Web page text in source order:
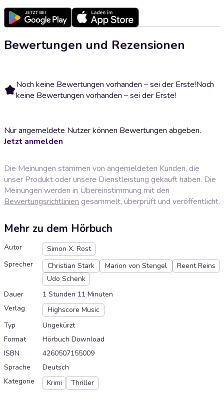
Bewertungen und Rezensionen
Noch keine Bewertungen vorhanden – sei der Erste!Noch
keine Bewertungen vorhanden – sei der Erste!
Nur angemeldete Nutzer können Bewertungen abgeben.
Jetzt anmelden
Die Meinungen stammen von angemeldeten Kunden, die
unser Produkt oder unsere Dienstleistung gekauft haben. Die
Meinungen werden in Übereinstimmung mit den
Bewertungsrichtlinien gesammelt, überprüft und veröffentlicht.
Mehr zu dem Hörbuch
Autor
Simon X. Rost
Sprecher
Christian Stark Marion von Stengel
Reent Reins
Udo Schenk
Dauer
1 Stunden 11 Minuten
Verlag
Highscore Music
Typ
Ungekürzt
Format
Hörbuch Download
ISBN
4260507155009
Sprache
Deutsch
Kategorie
Krimi Thriller